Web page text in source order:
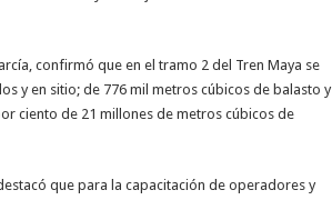
confirmó que en el tramo 2 del Tren Maya se
y en sitio; de 776 mil metros cúbicos de balasto y
ciento de 21 millones de metros cúbicos de
que para la capacitación de operadores y